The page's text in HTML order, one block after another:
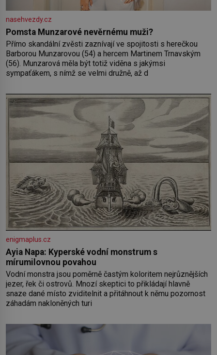
nasehvezdy.cz
Pomsta Munzarové nevěrnému muži?
Přímo skandální zvěsti zaznívají ve spojitosti s herečkou
Barborou Munzarovou (54) a hercem Martinem Trnavským
(56). Munzarová měla být totiž viděna s jakýmsi
sympaťákem, s nímž se velmi družně, až d
enigmaplus.cz
Ayia Napa: Kyperské vodní monstrum s
mírumilovnou povahou
Vodní monstra jsou poměrně častým koloritem nejrůznějších
jezer, řek či ostrovů. Mnozí skeptici to přikládají hlavně
snaze dané místo zviditelnit a přitáhnout k němu pozornost
záhadám nakloněných turi